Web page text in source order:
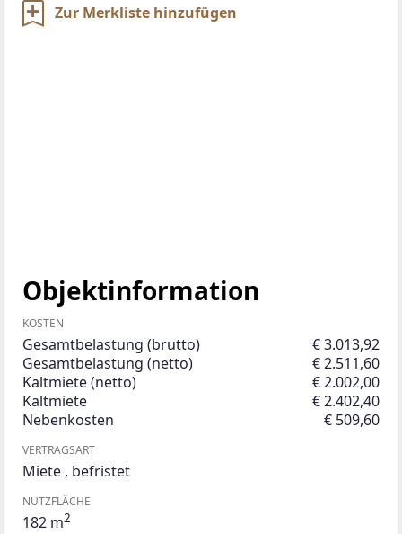
Zur Merkliste hinzufügen
Objektinformation
KOSTEN
Gesamtbelastung (brutto)
€ 3.013,92
Gesamtbelastung (netto)
€ 2.511,60
Kaltmiete (netto)
€ 2.002,00
Kaltmiete
€ 2.402,40
Nebenkosten
€ 509,60
VERTRAGSART
Miete , befristet
NUTZFLÄCHE
182 m2